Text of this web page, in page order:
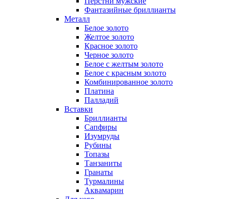
Фантазийные бриллианты
Металл
Белое золото
Желтое золото
Красное золото
Черное золото
Белое с желтым золото
Белое с красным золото
Комбинированное золото
Платина
Палладий
Вставки
Бриллианты
Сапфиры
Изумруды
Рубины
Топазы
Танзаниты
Гранаты
Турмалины
Аквамарин